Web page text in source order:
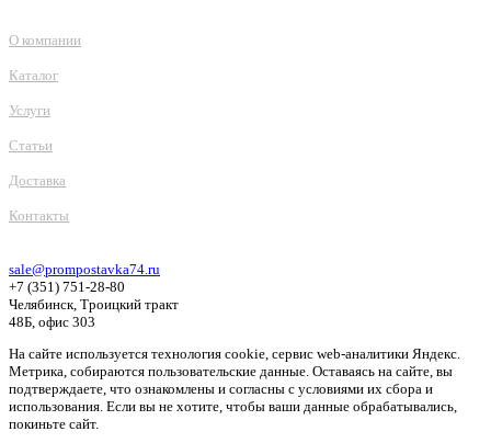
О компании
Каталог
Услуги
Статьи
Доставка
Контакты
sale@prompostavka74.ru
+7 (351) 751-28-80
Челябинск, Троицкий тракт
48Б, офис 303
На сайте используется технология cookie, сервис web-аналитики Яндекс.
Метрика, собираются пользовательские данные. Оставаясь на сайте, вы
подтверждаете, что ознакомлены и согласны с условиями их сбора и
использования. Если вы не хотите, чтобы ваши данные обрабатывались,
покиньте сайт.